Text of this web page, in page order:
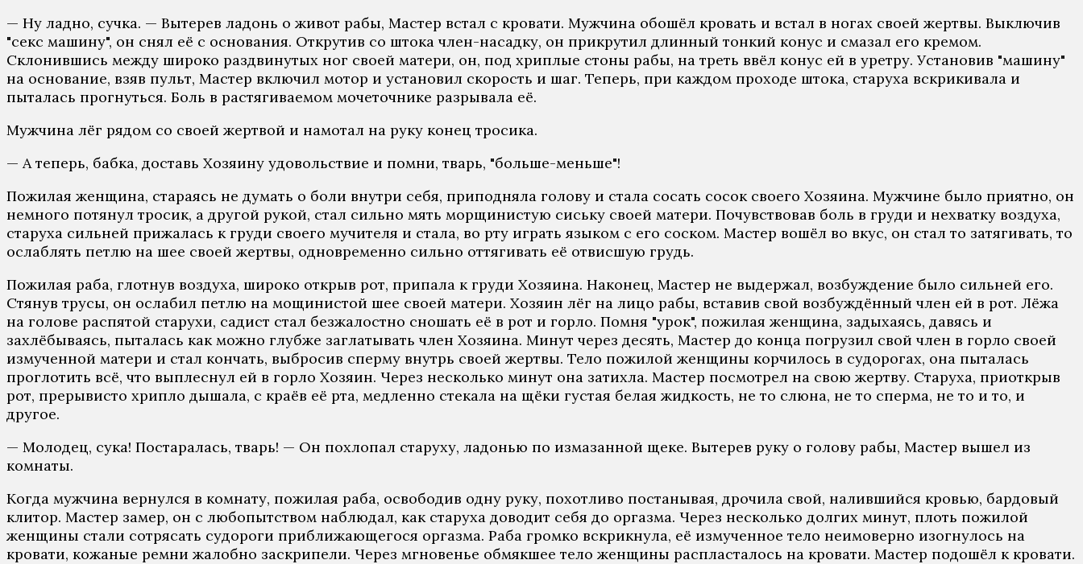
— Ну ладно, сучка. — Вытерев ладонь о живот рабы, Мастер встал с кровати. Мужчина обошёл кровать и встал в ногах своей жертвы. Выключив
"секс машину", он снял её с основания. Открутив со штока член-насадку, он прикрутил длинный тонкий конус и смазал его кремом.
Склонившись между широко раздвинутых ног своей матери, он, под хриплые стоны рабы, на треть ввёл конус ей в уретру. Установив "машину"
на основание, взяв пульт, Мастер включил мотор и установил скорость и шаг. Теперь, при каждом проходе штока, старуха вскрикивала и
пыталась прогнуться. Боль в растягиваемом мочеточнике разрывала её.
Мужчина лёг рядом со своей жертвой и намотал на руку конец тросика.
— А теперь, бабка, доставь Хозяину удовольствие и помни, тварь, "больше-меньше"!
Пожилая женщина, стараясь не думать о боли внутри себя, приподняла голову и стала сосать сосок своего Хозяина. Мужчине было приятно, он
немного потянул тросик, а другой рукой, стал сильно мять морщинистую сиську своей матери. Почувствовав боль в груди и нехватку воздуха,
старуха сильней прижалась к груди своего мучителя и стала, во рту играть языком с его соском. Мастер вошёл во вкус, он стал то затягивать, то
ослаблять петлю на шее своей жертвы, одновременно сильно оттягивать её отвисшую грудь.
Пожилая раба, глотнув воздуха, широко открыв рот, припала к груди Хозяина. Наконец, Мастер не выдержал, возбуждение было сильней его.
Стянув трусы, он ослабил петлю на мощинистой шее своей матери. Хозяин лёг на лицо рабы, вставив свой возбуждённый член ей в рот. Лёжа
на голове распятой старухи, садист стал безжалостно сношать её в рот и горло. Помня "урок", пожилая женщина, задыхаясь, давясь и
захлёбываясь, пыталась как можно глубже заглатывать член Хозяина. Минут через десять, Мастер до конца погрузил свой член в горло своей
измученной матери и стал кончать, выбросив сперму внутрь своей жертвы. Тело пожилой женщины корчилось в судорогах, она пыталась
проглотить всё, что выплеснул ей в горло Хозяин. Через несколько минут она затихла. Мастер посмотрел на свою жертву. Старуха, приоткрыв
рот, прерывисто хрипло дышала, с краёв её рта, медленно стекала на щёки густая белая жидкость, не то слюна, не то сперма, не то и то, и
другое.
— Молодец, сука! Постаралась, тварь! — Он похлопал старуху, ладонью по измазанной щеке. Вытерев руку о голову рабы, Мастер вышел из
комнаты.
Когда мужчина вернулся в комнату, пожилая раба, освободив одну руку, похотливо постанывая, дрочила свой, налившийся кровью, бардовый
клитор. Мастер замер, он с любопытством наблюдал, как старуха доводит себя до оргазма. Через несколько долгих минут, плоть пожилой
женщины стали сотрясать судороги приближающегося оргазма. Раба громко вскрикнула, её измученное тело неимоверно изогнулось на
кровати, кожаные ремни жалобно заскрипели. Через мгновенье обмякшее тело женщины распласталось на кровати. Мастер подошёл к кровати.